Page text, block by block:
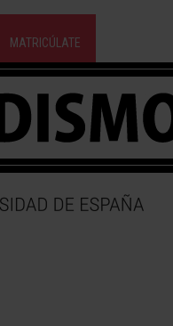
MATRICÚLATE